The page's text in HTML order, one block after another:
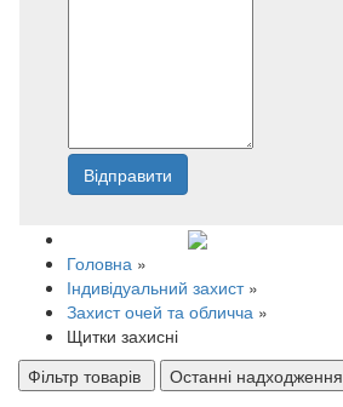
Відправити
Головна »
Індивідуальний захист »
Захист очей та обличча »
Щитки захисні
Фільтр товарів
Останні надходження